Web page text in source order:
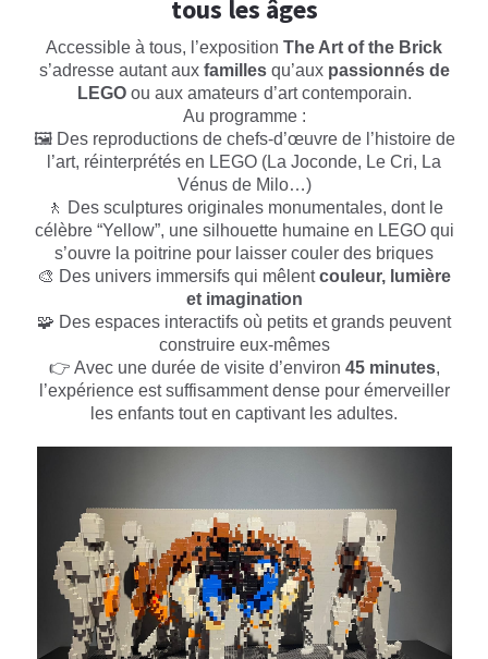
tous les âges
Accessible à tous, l’exposition The Art of the Brick
s’adresse autant aux famillesqu’aux passionnés de
LEGOou aux amateurs d’art contemporain.
Au programme :
🖼️ Des reproductions de chefs-d’œuvre de l’histoire de
l’art, réinterprétés en LEGO (La Joconde, Le Cri, La
Vénus de Milo…)
🚶 Des sculptures originales monumentales, dont le
célèbre “Yellow”, une silhouette humaine en LEGO qui
s’ouvre la poitrine pour laisser couler des briques
🎨 Des univers immersifs qui mêlentcouleur, lumière
et imagination
🧩 Des espaces interactifs où petits et grands peuvent
construire eux-mêmes
👉 Avec une durée de visite d’environ 45 minutes,
l’expérience est suffisamment dense pour émerveiller
les enfants tout en captivant les adultes.